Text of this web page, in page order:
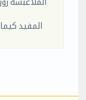
الملاعبسة
المفيد